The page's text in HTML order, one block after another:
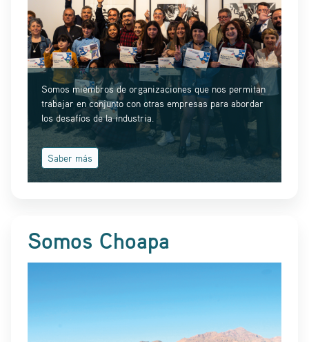
Somos miembros de organizaciones que nos permitan
trabajar en conjunto con otras empresas para abordar
los desafíos de la industria.
Saber más
Somos Choapa